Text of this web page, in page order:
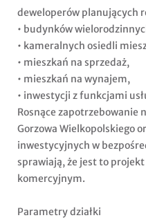
deweloperów planujących
• budynków
• kameralnych osiedli
• mieszkań na sprzedaż,
• mieszkań na wynajem,
• inwestycji z funkcjami
Rosnące zapotrzebowanie
Gorzowa Wielkopolskiego
inwestycyjnych w
sprawiają, że jest to
komercyjnym.
Parametry działki